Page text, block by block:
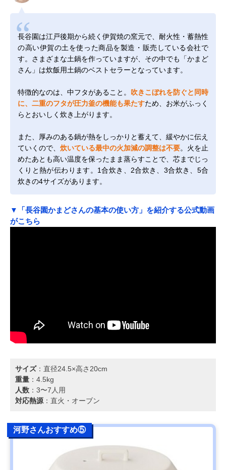
長谷園は江戸後期から続く伊賀焼の窯元で、耐火性・蓄熱性
の高い伊賀の土を使った商品を製造・販売している会社で
す。さまざまな土鍋を作っていますが、その中でも「かまど
さん」は炊飯用土鍋のベストセラーとなっています。
特徴的なのは、中フタがあること。 吹きこぼれを防ぐと同時
に、二重のフタが圧力釜の機能も果たすため、お米がふっく
らとおいしく炊き上がります。
また、厚みのある鍋が熱をしっかりと蓄えて、緩やかに伝え
ていくので、 炊いている最中の火加減の調整は不要。火を止
めたあとも高い温度を保ったまま蒸らすことで、芯までじっ
くりと熱が伝わります。1合炊き、2合炊き、3合炊き、5合
炊きの4サイズがあります。
▼「長谷園かまどさんの基本の使い方」を紹介する公式動画
がこちら
サイズ：直径24.5×高さ20cm
重量 ：4.5kg
人数 ：3〜7人用
対応熱源 ：直火・オーブン
河野さんおすすめ⑤